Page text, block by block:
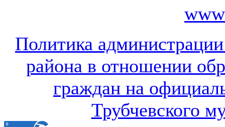
Политика
района в отношении
граждан на
Трубчевского